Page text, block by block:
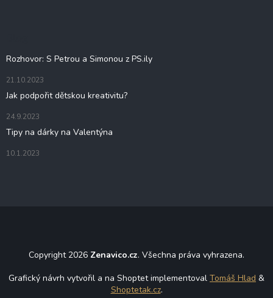
Rozhovor: S Petrou a Simonou z PS.ily
21.10.2023
Jak podpořit dětskou kreativitu?
24.9.2023
Tipy na dárky na Valentýna
10.1.2023
Copyright 2026 Zenavico.cz. Všechna práva vyhrazena.
Grafický návrh vytvořil a na Shoptet implementoval Tomáš Hlad &
Shoptetak.cz.